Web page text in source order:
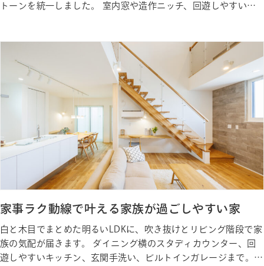
トーンを統一しました。 室内窓や造作ニッチ、回遊しやすい動
家事ラク動線で叶える家族が過ごしやすい家
白と木目でまとめた明るいLDKに、吹き抜けとリビング階段で家
族の気配が届きます。 ダイニング横のスタディカウンター、回
遊しやすいキッチン、玄関手洗い、ビルトインガレージまで。